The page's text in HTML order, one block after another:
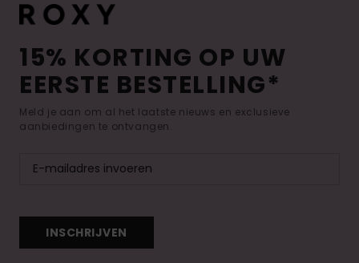
15% KORTING OP UW
EERSTE BESTELLING*
Meld je aan om al het laatste nieuws en exclusieve
aanbiedingen te ontvangen.
INSCHRIJVEN